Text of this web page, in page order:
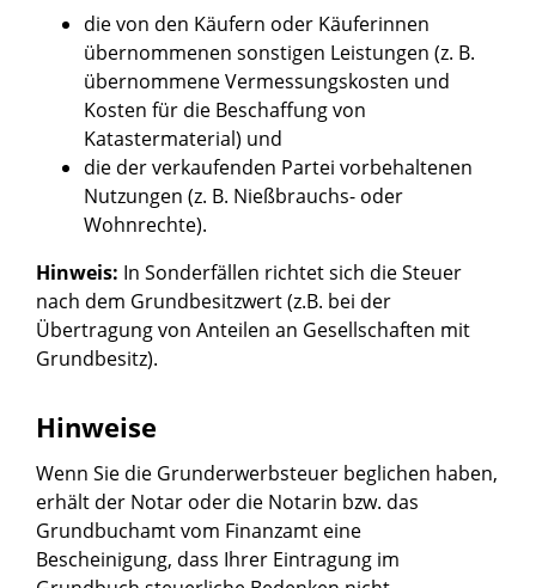
die von den Käufern oder Käuferinnen
übernommenen sonstigen Leistungen (z. B.
übernommene Vermessungskosten und
Kosten für die Beschaffung von
Katastermaterial) und
die der verkaufenden Partei vorbehaltenen
Nutzungen (z. B. Nießbrauchs- oder
Wohnrechte).
Hinweis: In Sonderfällen richtet sich die Steuer
nach dem Grundbesitzwert (z.B. bei der
Übertragung von Anteilen an Gesellschaften mit
Grundbesitz).
Hinweise
Wenn Sie die Grunderwerbsteuer beglichen haben,
erhält der Notar oder die Notarin bzw. das
Grundbuchamt vom Finanzamt eine
Bescheinigung, dass Ihrer Eintragung im